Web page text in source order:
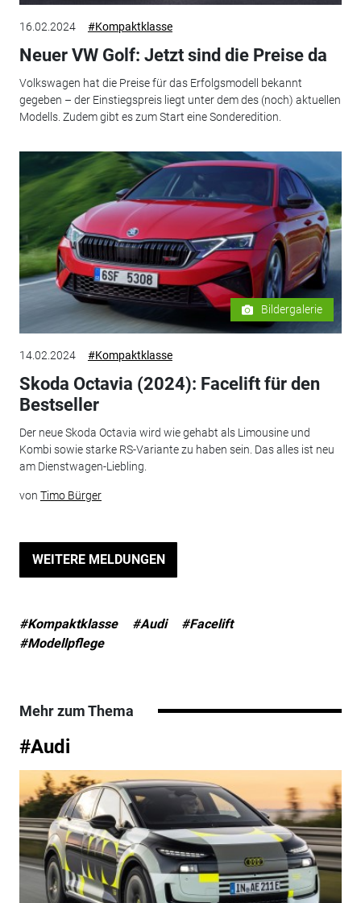
16.02.2024 #Kompaktklasse
Neuer VW Golf: Jetzt sind die Preise da
Volkswagen hat die Preise für das Erfolgsmodell bekannt
gegeben – der Einstiegspreis liegt unter dem des (noch) aktuellen
Modells. Zudem gibt es zum Start eine Sonderedition.
Bildergalerie
14.02.2024 #Kompaktklasse
Skoda Octavia (2024): Facelift für den
Bestseller
Der neue Skoda Octavia wird wie gehabt als Limousine und
Kombi sowie starke RS-Variante zu haben sein. Das alles ist neu
am Dienstwagen-Liebling.
von Timo Bürger
WEITERE MELDUNGEN
#Kompaktklasse #Audi
#Facelift
#Modellpflege
Mehr zum Thema
#Audi